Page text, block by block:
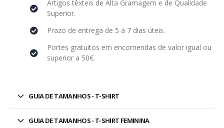
Artigos têxteis de Alta Gramagem e de Qualidade
Superior.
Prazo de entrega de 5 a 7 dias úteis.
Portes gratuitos em encomendas de valor igual ou
superior a 50€.
GUIA DE TAMANHOS - T-SHIRT
GUIA DE TAMANHOS - T-SHIRT FEMININA